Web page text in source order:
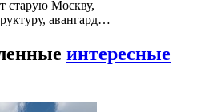
старую Москву,
авангард…
интересные